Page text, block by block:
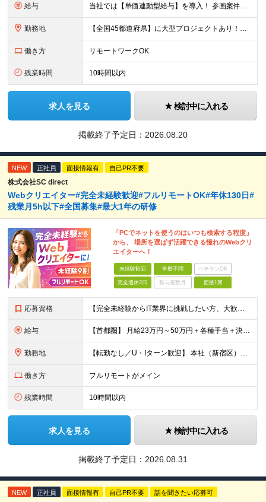
給与 当社では【単価連動型給与】を導入！ 参画案件の契約単価に連動して給与が決定。 還元率は単価の【70％～80％】と東証プライム上場グループとして高水準です！（社会保険料・教育コスト含む） ■関東：月給
勤務地 【全国45都道府県】に大型プロジェクトあり！※ 四国・沖縄を除く 主要勤務地： 北海道/宮城県/栃木県/埼玉県/千葉県/東京都/神奈川県/愛知県/大阪府/京都府/兵庫県/広島県/福岡県/熊本県 ※勤
働き方 リモートワークOK
残業時間 10時間以内
求人を見る 検討中に入れる
掲載終了予定日： 2026.08.20
NEW 正社員 面接情報有 自己PR不要
株式会社SC direct
Webクリエイター#完全未経験歓迎#フルリモートOK#年休130日#
残業月5h以下#全国募集#最大1年の研修
「PCでネットを使うのはいつも検索する程度」
から、 場所を選ばず活躍できる憧れのWebクリ
エイターへ！
未経験歓迎 学歴不問 ベテランOK
完全週休2日 賞与複数月 面接1回
応募資格 【完全未経験からIT業界に挑戦したい方、大歓迎！】 ●応募年齢制限：34歳まで（若年層の長期キャリア形成を図るため） ★学歴不問・転職回数不問 ★第二新卒・社会人デビューOK 【こんな方を求めていま
給与 【首都圏】 月給23万円～50万円＋各種手当＋決算賞与 【大阪】 月給22万円～50万円＋各種手当＋決算賞与 【愛知】 月給21.5万円～50万円＋各種手当＋決算賞与 【福岡・宮城】 月給20万
勤務地 【転勤なし／U・Iターン歓迎】 本社（新宿区）、大阪支店、名古屋支店または東京都・神奈川県・千葉県・埼玉県・愛知県・大阪府・福岡県をはじめ、全国のプロジェクト先 ※ご希望を最大限考慮して配属先を決定
働き方 フルリモートがメイン
残業時間 10時間以内
求人を見る 検討中に入れる
掲載終了予定日： 2026.08.31
NEW 正社員 面接情報有 自己PR不要 話を聞きたい応募可